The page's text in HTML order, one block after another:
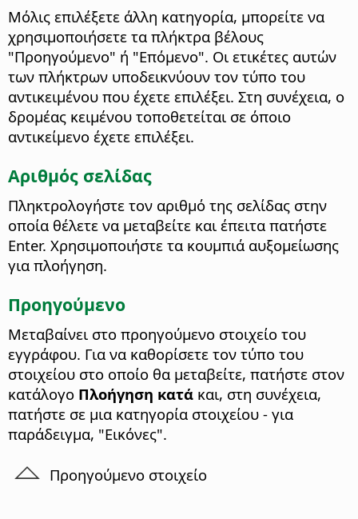
Μόλις επιλέξετε άλλη κατηγορία, μπορείτε να
χρησιμοποιήσετε τα πλήκτρα βέλους
"Προηγούμενο" ή "Επόμενο". Οι ετικέτες αυτών
των πλήκτρων υποδεικνύουν τον τύπο του
αντικειμένου που έχετε επιλέξει. Στη συνέχεια, ο
δρομέας κειμένου τοποθετείται σε όποιο
αντικείμενο έχετε επιλέξει.
Αριθμός σελίδας
Πληκτρολογήστε τον αριθμό της σελίδας στην
οποία θέλετε να μεταβείτε και έπειτα πατήστε
Enter. Χρησιμοποιήστε τα κουμπιά αυξομείωσης
για πλοήγηση.
Προηγούμενο
Μεταβαίνει στο προηγούμενο στοιχείο του
εγγράφου. Για να καθορίσετε τον τύπο του
στοιχείου στο οποίο θα μεταβείτε, πατήστε στον
κατάλογο Πλοήγηση κατά και, στη συνέχεια,
πατήστε σε μια κατηγορία στοιχείου - για
παράδειγμα, "Εικόνες".
Προηγούμενο στοιχείο